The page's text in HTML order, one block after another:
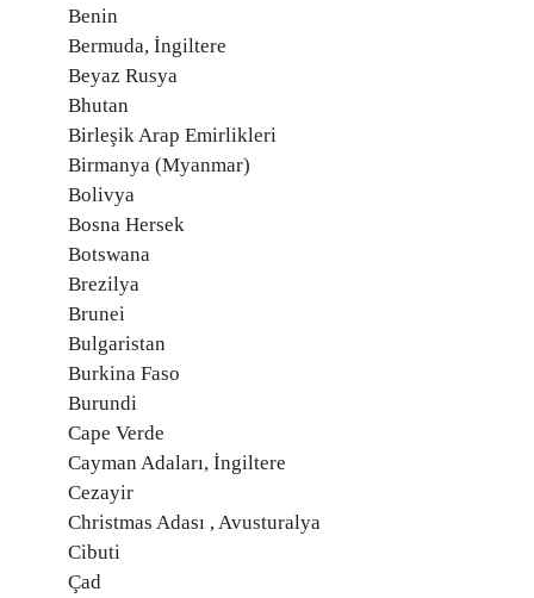
Benin
Bermuda, İngiltere
Beyaz Rusya
Bhutan
Birleşik Arap Emirlikleri
Birmanya (Myanmar)
Bolivya
Bosna Hersek
Botswana
Brezilya
Brunei
Bulgaristan
Burkina Faso
Burundi
Cape Verde
Cayman Adaları, İngiltere
Cezayir
Christmas Adası , Avusturalya
Cibuti
Çad